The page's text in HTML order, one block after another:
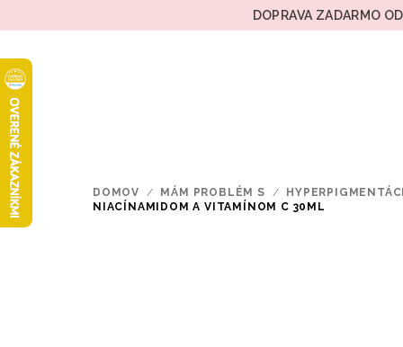
na
DOPRAVA ZADARMO
DOMOV / MÁM PROBLÉM S /
NIACÍNAMIDOM A VITAMÍNOM C 30ML